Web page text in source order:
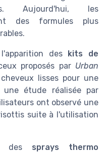
Aujourd'hui, les
des formules plus
des
kits de
proposés par Urban
lisses pour une
étude réalisée par
ont observé une
suite à l'utilisation
des sprays thermo